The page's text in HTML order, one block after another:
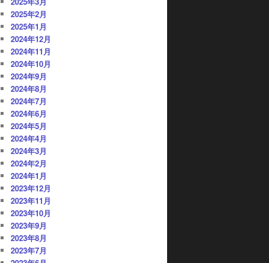
2025年2月
2025年1月
2024年12月
2024年11月
2024年10月
2024年9月
2024年8月
2024年7月
2024年6月
2024年5月
2024年4月
2024年3月
2024年2月
2024年1月
2023年12月
2023年11月
2023年10月
2023年9月
2023年8月
2023年7月